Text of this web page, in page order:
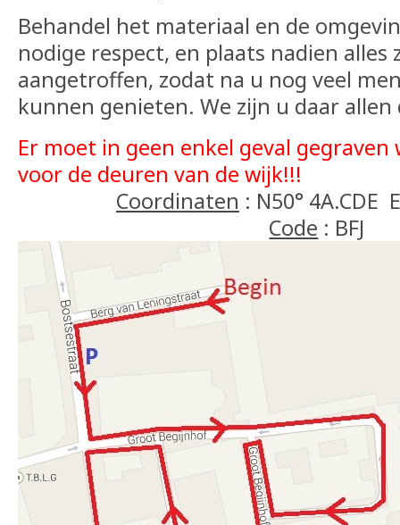
Behandel het materiaal en de
nodige respect, en plaats nadien alles
aangetroffen, zodat na u nog veel
kunnen genieten. We zijn u daar allen
Er moet in geen enkel geval
voor de deuren van de wijk!!!
Coordinaten : N50° 4A.CDE
Code : BFJ